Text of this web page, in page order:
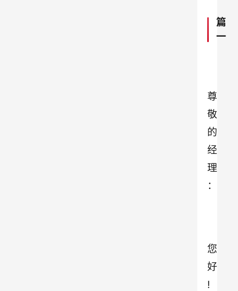
篇
一
尊
敬
的
经
理
：
您
好
!